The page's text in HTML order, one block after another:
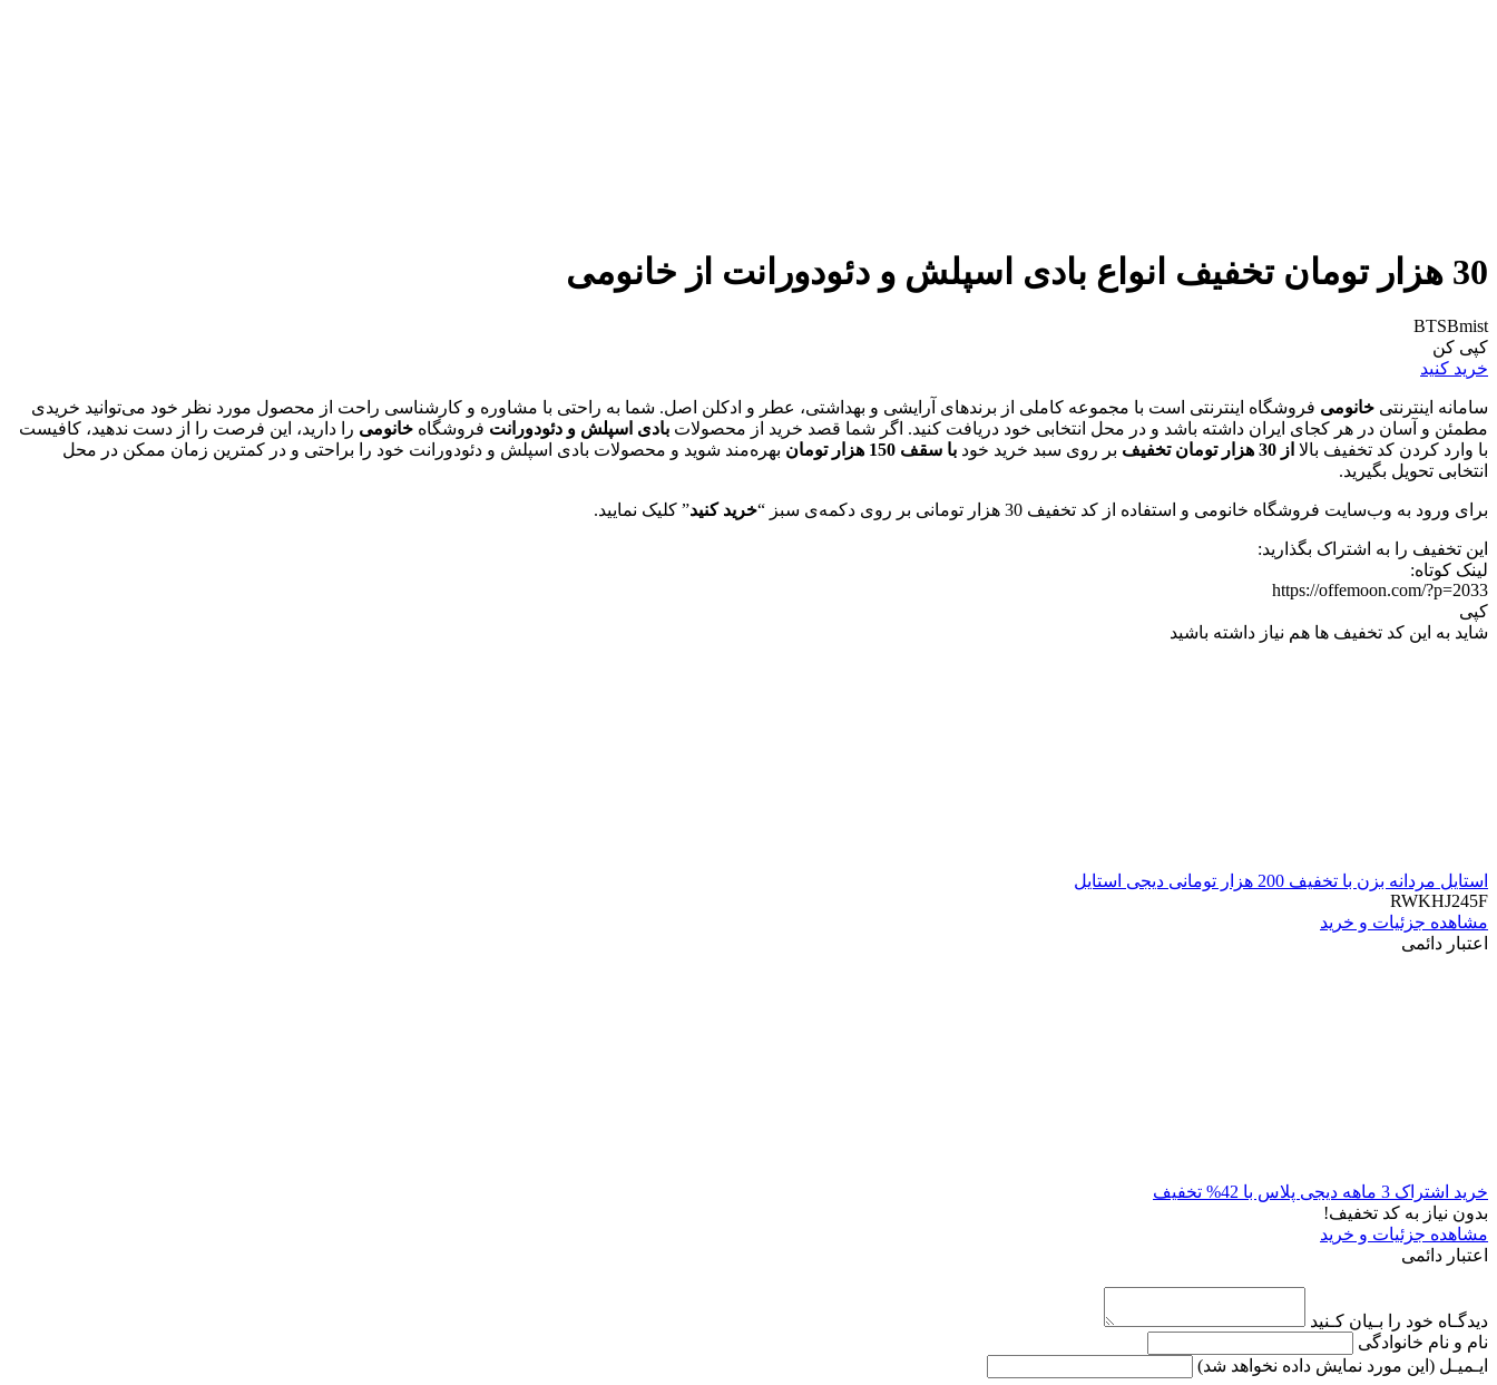
30 هزار تومان تخفیف انواع بادی اسپلش و دئودورانت از خانومی
BTSBmist
کپی کن
خرید کنید
سامانه اینترنتی خانومی فروشگاه اینترنتی است با مجموعه کاملی از برندهای آرایشی و بهداشتی، عطر و ادکلن اصل. شما به راحتی با مشاوره و کارشناسی راحت از محصول مورد نظر خود می‌توانید خریدی
مطمئن و آسان در هر کجای ایران داشته باشد و در محل انتخابی خود دریافت کنید. اگر شما قصد خرید از محصولات بادی اسپلش و دئودورانت فروشگاه خانومی را دارید، این فرصت را از دست ندهید، کافیست
با وارد کردن کد تخفیف بالا از 30 هزار تومان تخفیف بر روی سبد خرید خود با سقف 150 هزار تومان
بهره‌مند شوید و محصولات بادی اسپلش‌ و دئودورانت خود را براحتی و در کمترین زمان ممکن در محل
انتخابی تحویل بگیرید.
برای ورود به وب‌سایت فروشگاه خانومی و استفاده از کد تخفیف 30 هزار تومانی بر روی دکمه‌ی سبز “ خرید کنید” کلیک نمایید.
این تخفیف را به اشتراک بگذارید:
لینک کوتاه:
https://offemoon.com/?p=2033
کپی
شاید به این کد تخفیف ها هم نیاز داشته باشید
استایل مردانه بزن با تخفیف 200 هزار تومانی دیجی استایل
RWKHJ245F
مشاهده جزئیات و خرید
اعتبار دائمی
خرید اشتراک 3 ماهه دیجی پلاس با 42% تخفیف
بدون نیاز به کد تخفیف!
مشاهده جزئیات و خرید
اعتبار دائمی
دیدگـاه خود را بـیان کـنید
نام و نام خانوادگی
ایـمیـل (این مورد نمایش داده نخواهد شد)